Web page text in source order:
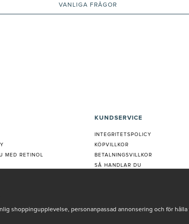
VANLIGA FRÅGOR
MED RETINOL
KUNDSERVICE
INTEGRITETSPOLICY
KÖPVILLKOR
BETALNINGSVILLKOR
SÅ HANDLAR DU
REKLAMATION
shoppingupplevelse, personanpassad annonsering och för